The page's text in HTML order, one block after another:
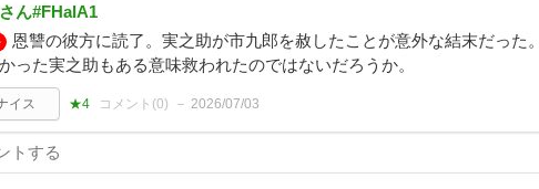
ん#FHalA1
恩讐の彼方に読了。実之助が市九郎を赦したことが意外な結末だった
った実之助もある意味救われたのではないだろうか。
イス ★4 コメント(0) 2026/07/03